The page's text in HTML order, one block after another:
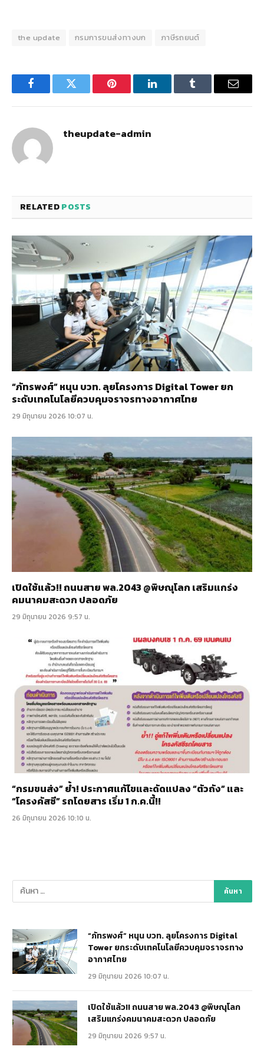
the update กรมการขนส่งทางบก ภาษีรถยนต์
FacebookTwitter Pinterest LinkedInTumblr Email
theupdate-admin
RELATEDPOSTS
“ภัทรพงศ์” หนุน บวท. ลุยโครงการ Digital Tower ยก
ระดับเทคโนโลยีควบคุมจราจรทางอากาศไทย
29 มิถุนายน 2026 10:07 น.
เปิดใช้แล้ว!! ถนนสาย พล.2043 @พิษณุโลก เสริมแกร่ง
คมนาคมสะดวก ปลอดภัย
29 มิถุนายน 2026 9:57 น.
“กรมขนส่ง” ย้ำ! ประกาศแก้ไขและดัดแปลง “ตัวถัง” และ
“โครงคัสซี” รถโดยสาร เริ่ม 1 ก.ค.นี้!!
26 มิถุนายน 2026 10:10 น.
“ภัทรพงศ์” หนุน บวท. ลุยโครงการ Digital
Tower ยกระดับเทคโนโลยีควบคุมจราจรทาง
อากาศไทย
29 มิถุนายน 2026 10:07 น.
เปิดใช้แล้ว!! ถนนสาย พล.2043 @พิษณุโลก
เสริมแกร่งคมนาคมสะดวก ปลอดภัย
29 มิถุนายน 2026 9:57 น.